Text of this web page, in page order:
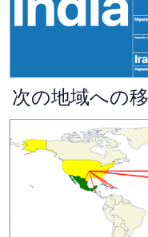
次の地域への